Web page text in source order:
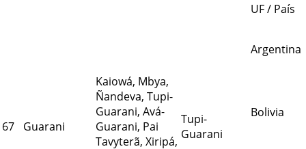
67 Guarani
Kaiowá, Mbya,
Ñandeva, Tupi-
Guarani, Avá-
Guarani, Pai
Tavyterã, Xiripá,
Tupi-
Guarani
UF / País
Argentina
Bolivia